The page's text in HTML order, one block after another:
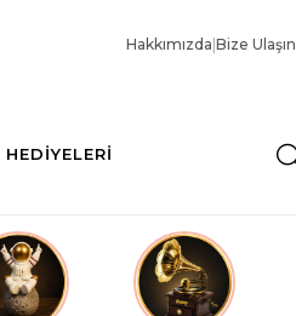
HEDIYELERI
Hakkımızda Bize Ulaşın